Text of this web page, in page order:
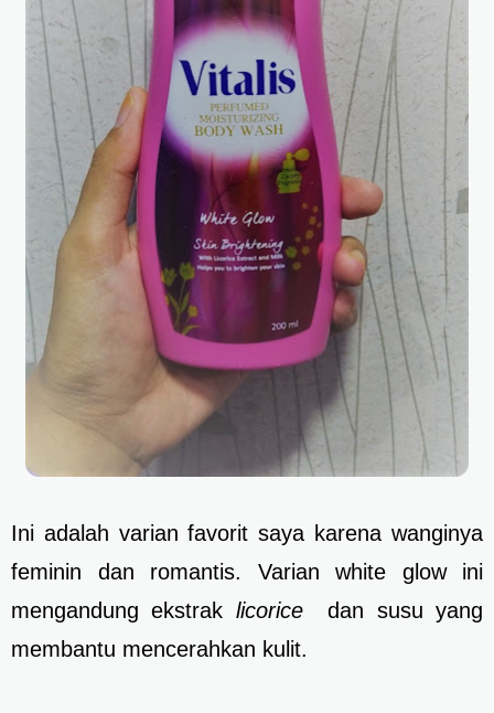
Ini adalah varian favorit saya karena wanginya
feminin dan romantis. Varian white glow ini
mengandung ekstrak licorice
dan susu yang
membantu mencerahkan kulit.